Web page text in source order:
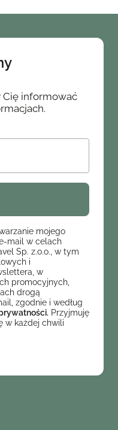
Cię informować
mojego
mail w celach
Sp. z.o.o., w tym
i
w
promocyjnych,
drogą
zgodnie i według
Przyjmuję
w każdej chwili